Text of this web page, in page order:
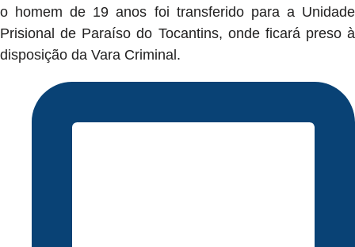
o homem de 19 anos foi transferido para a Unidade
Prisional de Paraíso do Tocantins, onde ficará preso à
disposição da Vara Criminal.